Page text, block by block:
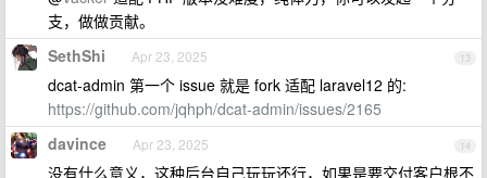
支，做做贡献。
13
SethShi Apr 23, 2025
dcat-admin 第一个 issue 就是 fork 适配 laravel12 的:
https://github.com/jqhph/dcat-admin/issues/2165
14
davince Apr 23, 2025
没有什么意义，这种后台自己玩玩还行，如果是要交付客户根不